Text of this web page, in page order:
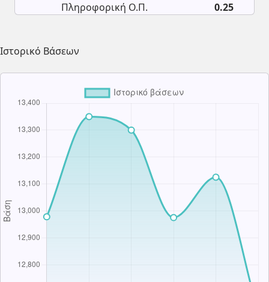
Πληροφορική Ο.Π.
0.25
Ιστορικό Βάσεων